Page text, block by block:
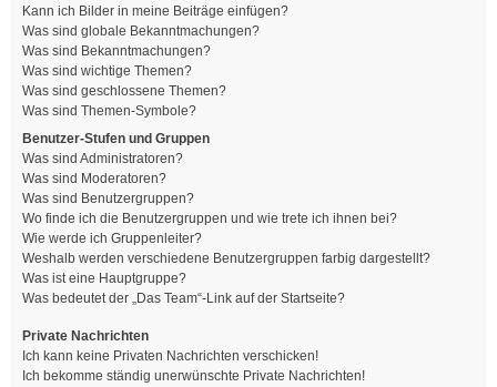
Kann ich Bilder in meine Beiträge einfügen?
Was sind globale Bekanntmachungen?
Was sind Bekanntmachungen?
Was sind wichtige Themen?
Was sind geschlossene Themen?
Was sind Themen-Symbole?
Benutzer-Stufen und Gruppen
Was sind Administratoren?
Was sind Moderatoren?
Was sind Benutzergruppen?
Wo finde ich die Benutzergruppen und wie trete ich ihnen bei?
Wie werde ich Gruppenleiter?
Weshalb werden verschiedene Benutzergruppen farbig dargestellt?
Was ist eine Hauptgruppe?
Was bedeutet der „Das Team“-Link auf der Startseite?
Private Nachrichten
Ich kann keine Privaten Nachrichten verschicken!
Ich bekomme ständig unerwünschte Private Nachrichten!